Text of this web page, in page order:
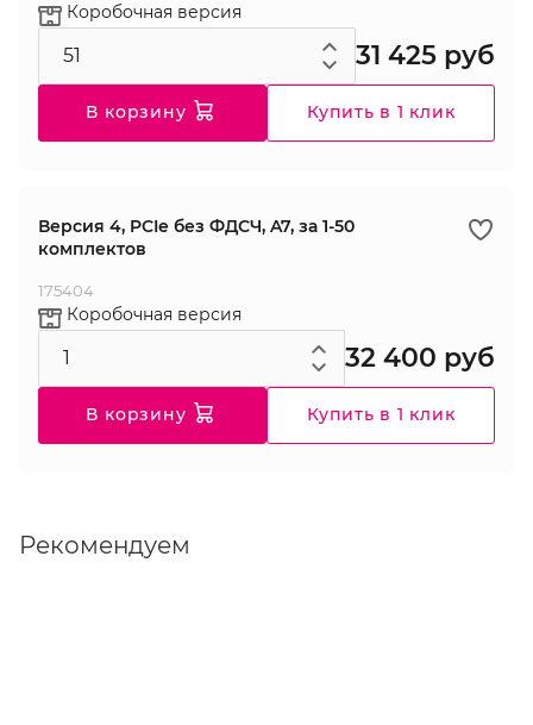
Коробочная версия
31 425 руб
В корзину Купить в 1 клик
Версия 4, PCIe без ФДСЧ, A7, за 1-50
комплектов
175404
Коробочная версия
32 400 руб
В корзину Купить в 1 клик
Рекомендуем